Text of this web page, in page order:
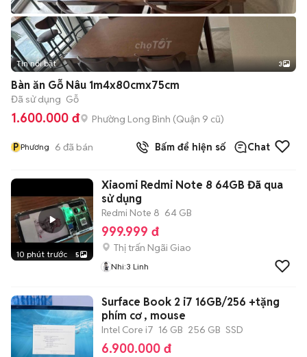
Tin nổi bật 3
Bàn ăn Gỗ Nâu 1m4x80cmx75cm
Đã sử dụng Gỗ
1.600.000 đ Phường Long Bình (Quận 9 cũ)
P Phương 6 đã bán Bấm để hiện số Chat
10 phút trước 5
Xiaomi Redmi Note 8 64GB Đã qua
sử dụng
Redmi Note 8 64 GB
999.999 đ
Thị trấn Ngãi Giao
Nhi:3 Linh
Surface Book 2 i7 16GB/256 +tặng
phím cơ , mouse
Intel Core i7 16 GB 256 GB SSD
6.900.000 đ